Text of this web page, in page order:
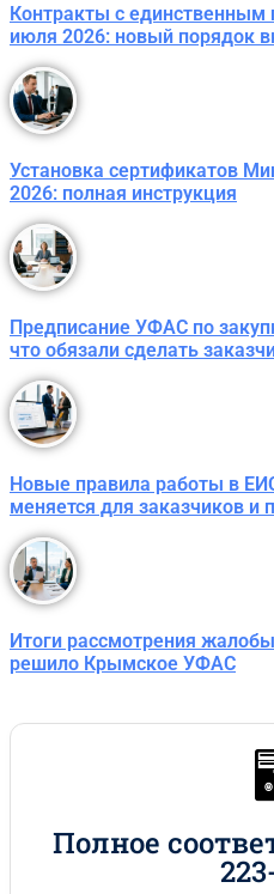
Контракты с
июля 2026: новый порядок
Установка сертификатов
2026: полная инструкция
Предписание УФАС по
что обязали сделать
Новые правила работы в
меняется для заказчиков и
Итоги рассмотрения
решило Крымское УФАС
Полное